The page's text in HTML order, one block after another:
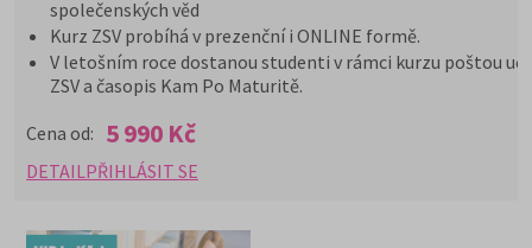
společenských věd
Kurz ZSV probíhá v prezenční i ONLINE formě.
V letošním roce dostanou studenti v rámci kurzu poštou
ZSV a časopis Kam Po Maturitě.
Cena od: 5 990 Kč
DETAIL PŘIHLÁSIT SE